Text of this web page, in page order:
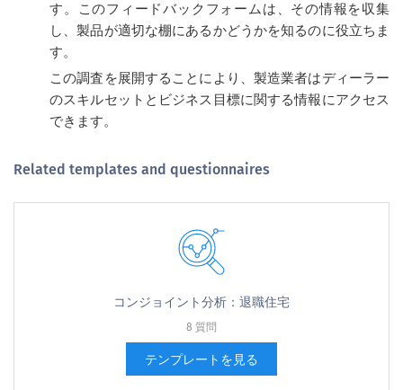
す。このフィードバックフォームは、その情報を収集
し、製品が適切な棚にあるかどうかを知るのに役立ちま
す。
この調査を展開することにより、製造業者はディーラー
のスキルセットとビジネス目標に関する情報にアクセス
できます。
Related templates and questionnaires
コンジョイント分析：退職住宅
8 質問
テンプレートを見る